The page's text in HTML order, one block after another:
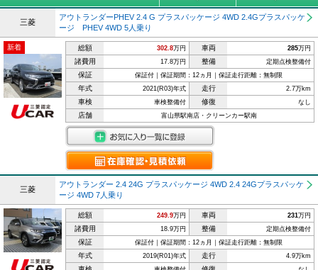
三菱
アウトランダーPHEV 2.4 G プラスパッケージ 4WD 2.4Gプラスパッケ
ージ PHEV 4WD 5人乗り
新着 総額 302.8万円 車両 285万円
諸費用 17.8万円 整備 定期点検整備付
保証 保証付｜保証期間：12ヵ月｜保証走行距離：無制限
年式 2021(R03)年式 走行 2.7万km
車検 車検整備付 修復 なし
店舗 富山県駅南店・クリーンカー駅南
三菱
アウトランダー 2.4 24G プラスパッケージ 4WD 2.4 24Gプラスパッケ
ージ 4WD 7人乗り
総額 249.9万円 車両 231万円
諸費用 18.9万円 整備 定期点検整備付
保証 保証付｜保証期間：12ヵ月｜保証走行距離：無制限
年式 2019(R01)年式 走行 4.9万km